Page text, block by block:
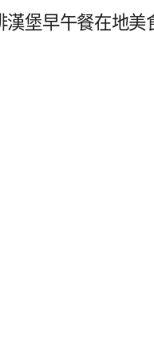
漢堡早午餐在地美